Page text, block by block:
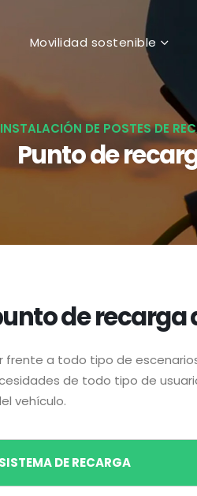
Movilidad sostenible
INSTALACIÓN DE POSTES DE
Punto de
de recarga
frente a todo tipo de
de todo tipo de
vehículo.
SISTEMA DE RECARGA